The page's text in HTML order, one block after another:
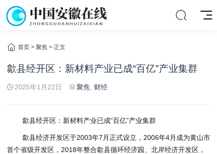
首页 > 聚焦 > 正文
歙县经开区：新材料产业已成“百亿”产业集群
2025年1月22日 聚焦 财经
歙县经开区：新材料产业已成“百亿”产业集群
歙县经济开发区于2003年7月正式设立，2006年4月成为黄山市
首个省级开发区，2018年整合歙县循环经济园、北岸经济开发区，